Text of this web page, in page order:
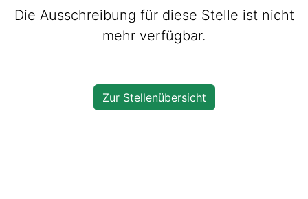
Die Ausschreibung für diese Stelle ist nicht
mehr verfügbar.
Zur Stellenübersicht